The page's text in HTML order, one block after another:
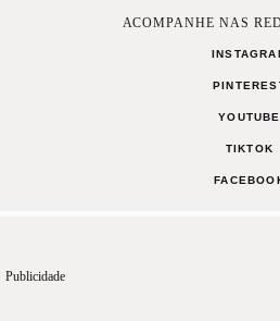
ACOMPANHE NAS
YOUTUBE
TIKTOK
Publicidade